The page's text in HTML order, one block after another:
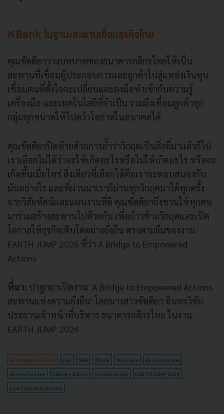
KBank ในฐานะสะพานเชื่อมธุรกิจไทย
คุณขัตติยาวางบทบาทของธนาคารกสิกรไทยให้เป็น
สะพานที่เชื่อมผู้ประกอบการและลูกค้าไปสู่แหล่งเงินทุน
เชื่อมคนที่ตั้งใจจะเปลี่ยนและลงมือทำเข้ากับความรู้
เครื่องมือ และเทคโนโลยีที่จำเป็น รวมถึงเชื่อมลูกค้าทุก
กลุ่มทุกขนาดให้ไปคว้าโอกาสในอนาคตได้
คุณขัตติยาปิดท้ายด้วยการย้ำว่าวิกฤตเป็นสิ่งที่มาแล้วก็ไป
เราเลือกไม่ได้ว่าจะให้เกิดอะไรหรือไม่ให้เกิดอะไร หรือจะ
เกิดขึ้นเมื่อไหร่ สิ่งเดียวที่เลือกได้คือเราจะตอบสนองกับ
มันอย่างไร และที่ผ่านมาเราก็ผ่านทุกวิกฤตมาได้ทุกครั้ง
จากวิสัยทัศน์และแผนงานที่ดี คุณขัตติยาจึงชวนให้ทุกคน
มาร่วมสร้างสะพานไปด้วยกัน เพื่อก้าวข้ามวิกฤตและเปิด
โอกาสให้ธุรกิจเติบโตอย่างยั่งยืน ตรงตามธีมของงาน
EARTH JUMP 2026 ที่ว่า A Bridge to Empowered
Actions
ที่มา: ปาฐกถาเปิดงาน 'A Bridge to Empowered Actions
สะพานแห่งความยั่งยืน' โดยนางสาวขัตติยา อินทรวิชัย
ประธานเจ้าหน้าที่บริหาร ธนาคารกสิกรไทย ในงาน
EARTH JUMP 2026
Sustainable Focus ESG SME KBank Net Zero Kasikornbank
Green Finance Climate Action Sustainability EARTH JUMP 2026
Low Carbon Economy